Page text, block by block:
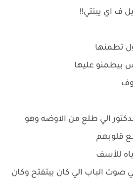
ف اي يبنتي!!
تطمنها
عليها
الي طلع من الاوضه وهو
قلوبهم
للأسف
الباب الي كان بيتفتح وكان